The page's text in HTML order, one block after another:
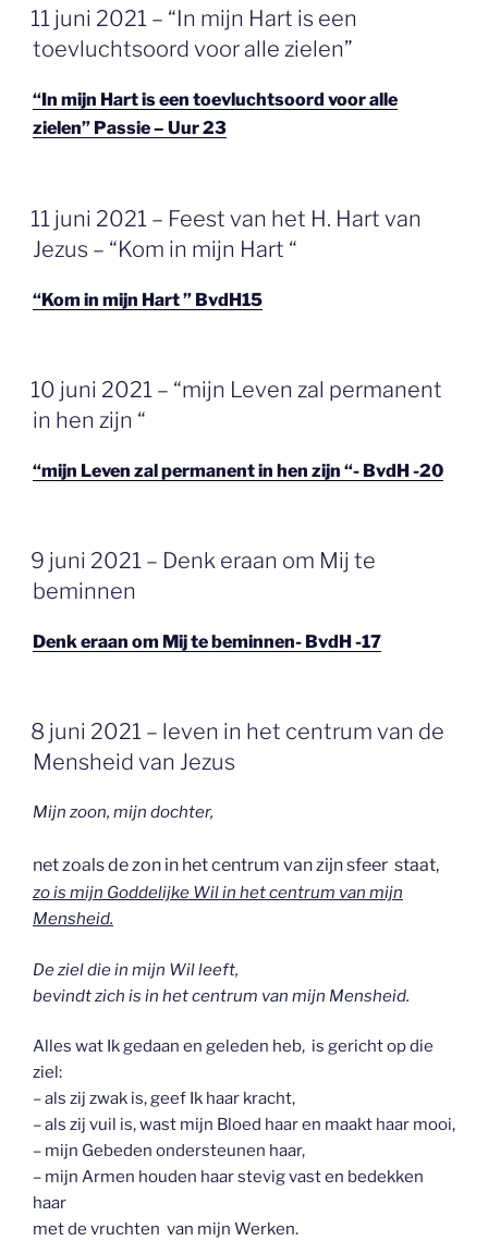
GEPLAATST
OP
11 juni 2021 – “In mijn Hart is een
toevluchtsoord voor alle zielen”
“In mijn Hart is een toevluchtsoord voor alle
zielen” Passie – Uur 23
GEPLAATST
OP
11 juni 2021 – Feest van het H. Hart van
Jezus – “Kom in mijn Hart “
“Kom in mijn Hart ” BvdH15
GEPLAATST
OP
10 juni 2021 – “mijn Leven zal permanent
in hen zijn “
“mijn Leven zal permanent in hen zijn “- BvdH -20
GEPLAATST
OP
9 juni 2021 – Denk eraan om Mij te
beminnen
Denk eraan om Mij te beminnen- BvdH -17
GEPLAATST
OP
8 juni 2021 – leven in het centrum van de
Mensheid van Jezus
Mijn zoon, mijn dochter,
net zoals de zon in het centrum van zijn sfeer staat,
zo is mijn Goddelijke Wil in het centrum van mijn
Mensheid.
De ziel die in mijn Wil leeft,
bevindt zich is in het centrum van mijn Mensheid.
Alles wat Ik gedaan en geleden heb, is gericht op die
ziel:
– als zij zwak is, geef Ik haar kracht,
– als zij vuil is, wast mijn Bloed haar en maakt haar mooi,
– mijn Gebeden ondersteunen haar,
– mijn Armen houden haar stevig vast en bedekken
haar
met de vruchten van mijn Werken.